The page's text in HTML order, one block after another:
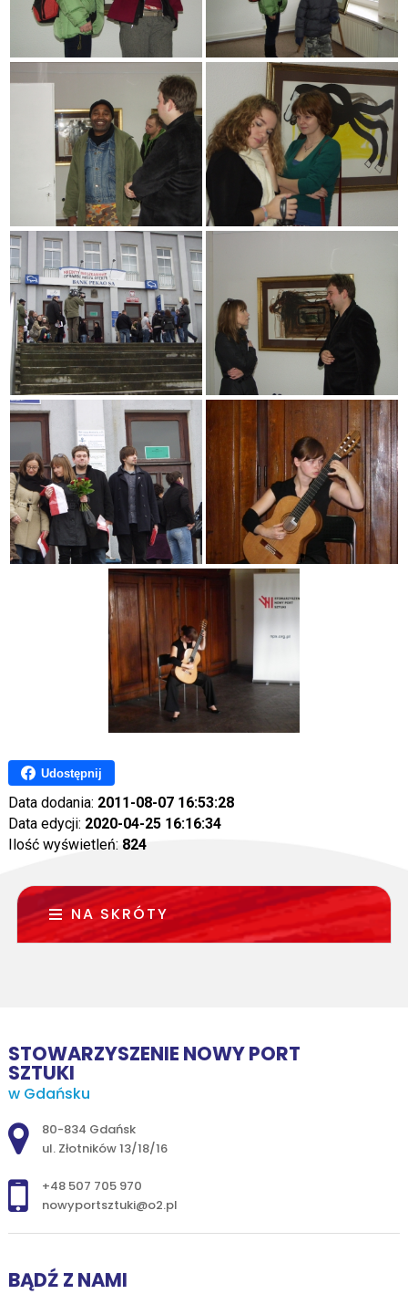
Udostępnij
Data dodania: 2011-08-07 16:53:28
Data edycji: 2020-04-25 16:16:34
Ilość wyświetleń: 824
NA SKRÓTY
STOWARZYSZENIE NOWY PORT
SZTUKI
w Gdańsku
Adres pocztowy:
80-834 Gdańsk
ul. Złotników 13/18/16
+48 507 705 970
nowyportsztuki@o2.pl
BĄDŹ Z NAMI